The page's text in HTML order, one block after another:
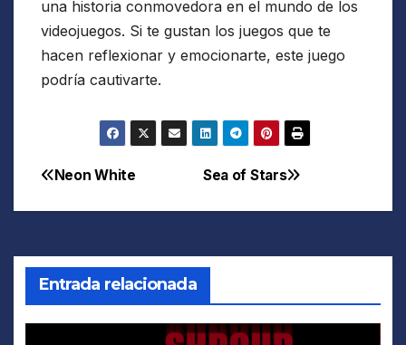
una historia conmovedora en el mundo de los
videojuegos. Si te gustan los juegos que te
hacen reflexionar y emocionarte, este juego
podría cautivarte.
Navegación
de
entradas
Sea of Stars
Neon White
Entrada relacionada